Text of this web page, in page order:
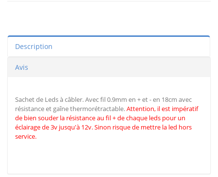
Description
Avis
Sachet de Leds à câbler. Avec fil 0.9mm en + et - en 18cm avec
résistance et gaîne thermorétractable.Attention, il est impératif
de bien souder la résistance au fil + de chaque leds pour un
éclairage de 3v jusqu'à 12v. Sinon risque de mettre la led hors
service.